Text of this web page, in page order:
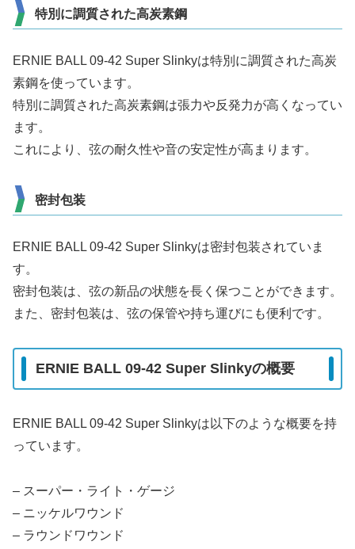
特別に調質された高炭素鋼
ERNIE BALL 09-42 Super Slinkyは特別に調質された高炭
素鋼を使っています。
特別に調質された高炭素鋼は張力や反発力が高くなってい
ます。
これにより、弦の耐久性や音の安定性が高まります。
密封包装
ERNIE BALL 09-42 Super Slinkyは密封包装されていま
す。
密封包装は、弦の新品の状態を長く保つことができます。
また、密封包装は、弦の保管や持ち運びにも便利です。
ERNIE BALL 09-42 Super Slinkyの概要
ERNIE BALL 09-42 Super Slinkyは以下のような概要を持
っています。
– スーパー・ライト・ゲージ
– ニッケルワウンド
– ラウンドワウンド